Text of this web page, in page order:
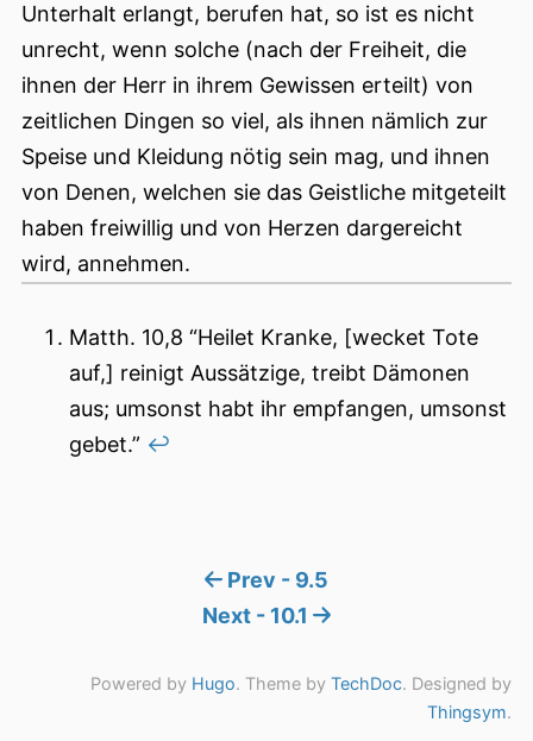
Unterhalt erlangt, berufen hat, so ist es nicht
unrecht, wenn solche (nach der Freiheit, die
ihnen der Herr in ihrem Gewissen erteilt) von
zeitlichen Dingen so viel, als ihnen nämlich zur
Speise und Kleidung nötig sein mag, und ihnen
von Denen, welchen sie das Geistliche mitgeteilt
haben freiwillig und von Herzen dargereicht
wird, annehmen.
Matth. 10,8 “Heilet Kranke, [wecket Tote
auf,] reinigt Aussätzige, treibt Dämonen
aus; umsonst habt ihr empfangen, umsonst
gebet.” ↩︎
Prev - 9.5
Next - 10.1
Powered by Hugo. Theme by TechDoc. Designed by
Thingsym.